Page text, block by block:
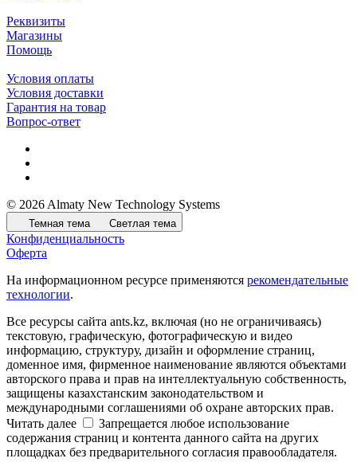
Реквизиты
Магазины
Помощь
Условия оплаты
Условия доставки
Гарантия на товар
Вопрос-ответ
© 2026 Almaty New Technology Systems
Темная тема Светлая тема
Конфиденциальность
Оферта
На информационном ресурсе применяются рекомендательные
технологии.
Все ресурсы сайта ants.kz, включая (но не ограничиваясь)
текстовую, графическую, фотографическую и видео
информацию, структуру, дизайн и оформление страниц,
доменное имя, фирменное наименование являются объектами
авторского права и прав на интеллектуальную собственность,
защищены казахстанским законодательством и
международными соглашениями об охране авторских прав.
Читать далее
Запрещается любое использование
содержания страниц и контента данного сайта на других
площадках без предварительного согласия правообладателя.